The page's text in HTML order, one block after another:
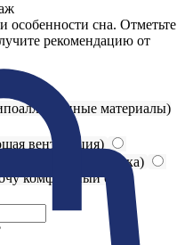
особенности сна. Отметьте
рекомендацию от
материалы)
вентиляция)
поддержка)
комфортный сон